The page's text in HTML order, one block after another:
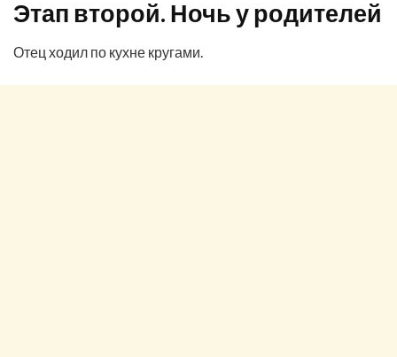
Этап второй. Ночь у родителей
Отец ходил по кухне кругами.